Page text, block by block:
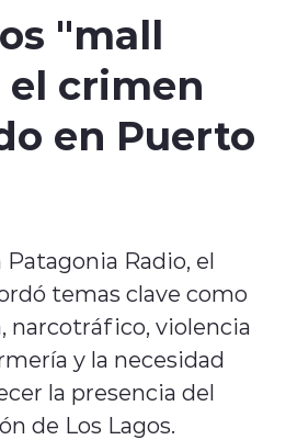
"mall
crimen
en Puerto
Radio, el
temas clave como
narcotráfico, violencia
y la necesidad
la presencia del
de Los Lagos.